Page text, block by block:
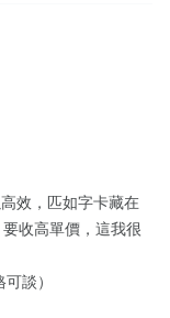
效，匹如字卡藏在
收高單價，這我很
談）